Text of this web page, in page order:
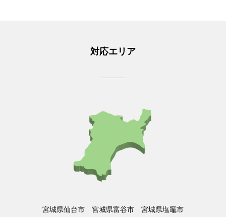
対応エリア
宮城県仙台市 宮城県富谷市 宮城県塩竈市